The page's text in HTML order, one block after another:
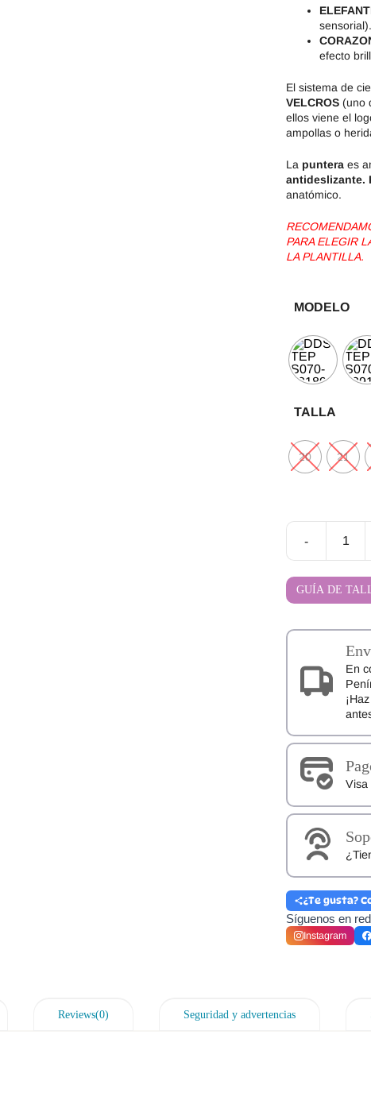
efecto
El sistema de
VELCROS (uno
ellos viene el
ampollas o
La puntera es
antideslizante.
anatómico.
PARA ELEGIR
LA PLANTILLA.
MODELO
TALLA
20 21
-
Deportivas
Respetuosas
D.D.
Step
S070
GUÍA DE
En
Visa
¿Te gusta?
Síguenos en
Instagram
Reviews(0) Seguridad y advertencias